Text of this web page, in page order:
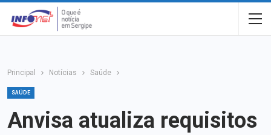
Principal Notícias Saúde
SAÚDE
Anvisa atualiza requisitos